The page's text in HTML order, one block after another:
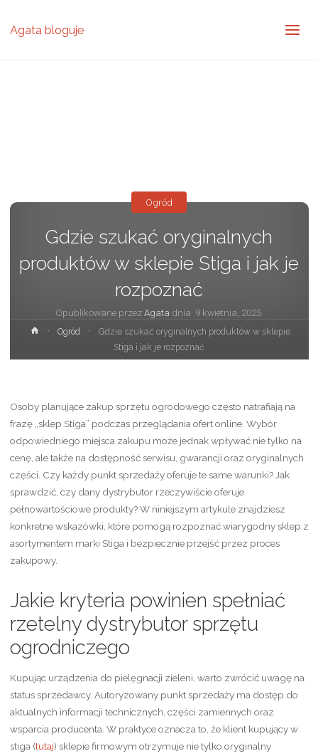
Agata bloguje
Gdzie szukać oryginalnych
produktów w sklepie Stiga i jak je
rozpoznać
Opublikowane przezAgata dnia 9 kwietnia, 2025
Ogród
StronaOgród
Gdzie szukać oryginalnych produktów w sklepie
Stiga i jak je rozpoznać
Osoby planujące zakup sprzętu ogrodowego często natrafiają na
frazę „sklep Stiga” podczas przeglądania ofert online. Wybór
odpowiedniego miejsca zakupu może jednak wpływać nie tylko na
cenę, ale także na dostępność serwisu, gwarancji oraz oryginalnych
części. Czy każdy punkt sprzedaży oferuje te same warunki? Jak
sprawdzić, czy dany dystrybutor rzeczywiście oferuje
pełnowartościowe produkty? W niniejszym artykule znajdziesz
konkretne wskazówki, które pomogą rozpoznać wiarygodny sklep z
asortymentem marki Stiga i bezpiecznie przejść przez proces
zakupowy.
Jakie kryteria powinien spełniać
rzetelny dystrybutor sprzętu
ogrodniczego
Kupując urządzenia do pielęgnacji zieleni, warto zwrócić uwagę na
status sprzedawcy. Autoryzowany punkt sprzedaży ma dostęp do
aktualnych informacji technicznych, części zamiennych oraz
wsparcia producenta. W praktyce oznacza to, że klient kupujący w
stiga (tutaj) sklepie firmowym otrzymuje nie tylko oryginalny